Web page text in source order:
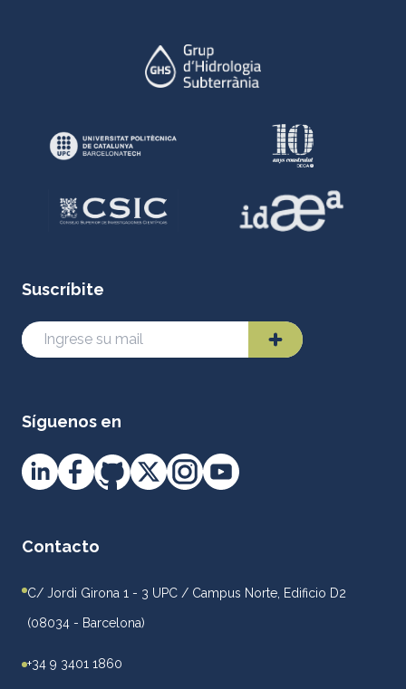
Suscríbite
Síguenos en
Contacto
C/ Jordi Girona 1 - 3 UPC / Campus Norte, Edificio D2
(08034 - Barcelona)
+34 9 3401 1860